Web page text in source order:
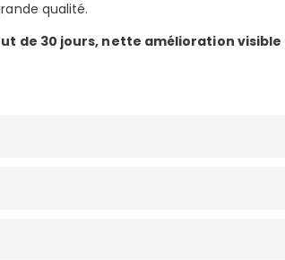
qualité.
de 30 jours, nette amélioration visible